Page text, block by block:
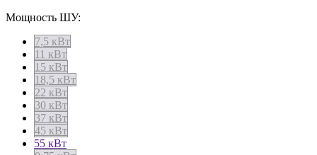
Мощность ШУ:
7,5 кВт
11 кВт
15 кВт
18,5 кВт
22 кВт
30 кВт
37 кВт
45 кВт
55 кВт